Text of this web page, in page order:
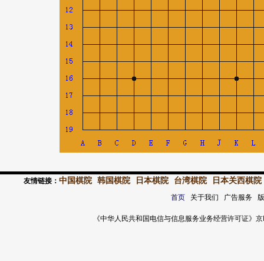
友情链接： 中国棋院 韩国棋院 日本棋院 台湾棋院 日本关西棋院
首页关于我们 广告服务
《中华人民共和国电信与信息服务业务经营许可证